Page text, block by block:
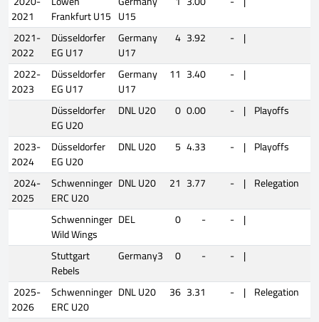
2021
Frankfurt U15 U15
2021-
2022
Düsseldorfer
EG U17
Germany
U17
4 3.92 - |
2022-
2023
Düsseldorfer
EG U17
Germany
U17
11 3.40 - |
Düsseldorfer
EG U20
DNL U20 0 0.00 - | Playoffs
2023-
2024
Düsseldorfer
EG U20
DNL U20 5 4.33 - | Playoffs
2024-
2025
Schwenninger
ERC U20
DNL U20 21 3.77 - | Relegation
Schwenninger
Wild Wings
DEL 0 - - |
Stuttgart
Rebels
Germany3 0 - - |
2025-
2026
Schwenninger
ERC U20
DNL U20 36 3.31 - | Relegation